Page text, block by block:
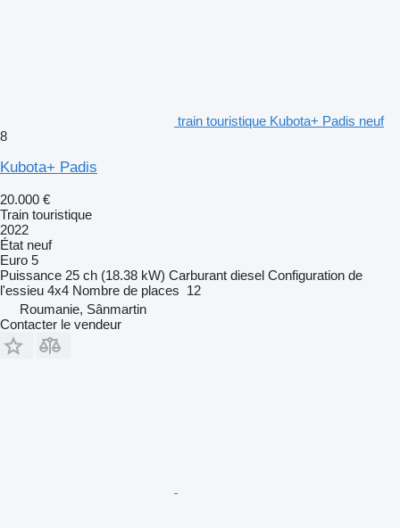
train touristique Kubota+ Padis neuf
8
Kubota+ Padis
20.000 €
Train touristique
2022
État neuf
Euro 5
Puissance 25 ch (18.38 kW) Carburant diesel Configuration de
l'essieu 4x4 Nombre de places 12
Roumanie, Sânmartin
Contacter le vendeur